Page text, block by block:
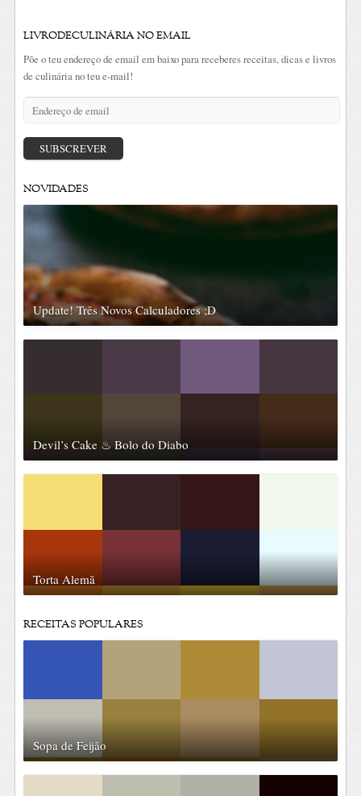
LIVRODECULINÁRIA NO EMAIL
Põe o teu endereço de email em baixo para receberes receitas, dicas e livros
de culinária no teu e-mail!
Endereço
email
SUBSCREVER
NOVIDADES
Update! Três Novos Calculadores ;D
Devil’s Cake ♨ Bolo do Diabo
Torta Alemã
RECEITAS POPULARES
Sopa de Feijão